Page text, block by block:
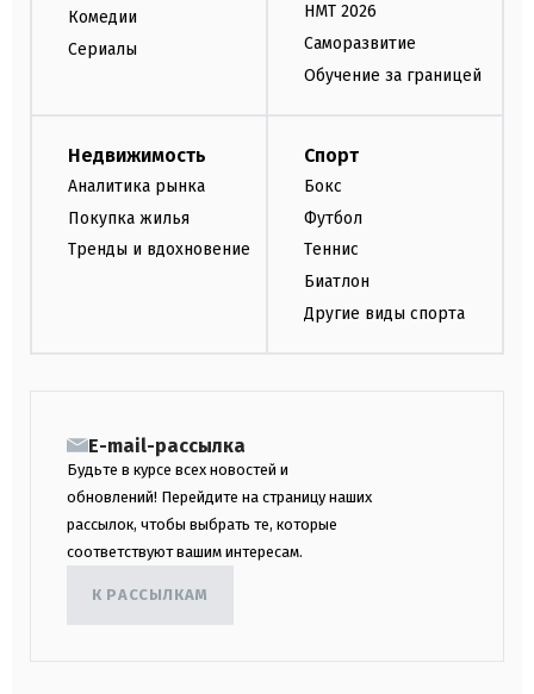
Комедии
Сериалы
НМТ 2026
Саморазвитие
Обучение за границей
Недвижимость
Аналитика рынка
Покупка жилья
Тренды и вдохновение
Спорт
Бокс
Футбол
Теннис
Биатлон
Другие виды спорта
E-mail-рассылка
Будьте в курсе всех новостей и
обновлений! Перейдите на страницу наших
рассылок, чтобы выбрать те, которые
соответствуют вашим интересам.
К РАССЫЛКАМ